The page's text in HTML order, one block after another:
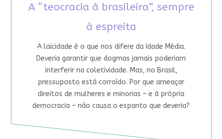
A “teocracia à brasileira”, sempre
à espreita
A laicidade é o que nos difere da Idade Média.
Deveria garantir que dogmas jamais poderiam
interferir na coletividade. Mas, no Brasil,
pressuposto está corroído. Por que ameaçar
direitos de mulheres e minorias – e à própria
democracia – não causa o espanto que deveria?